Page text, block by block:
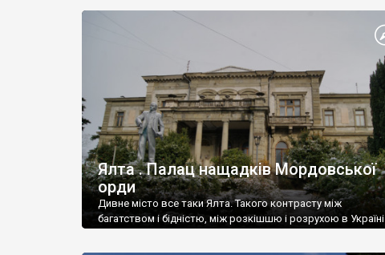
Ялта . Палац нащадків Мордовської
орди
Дивне місто все таки Ялта. Такого контрасту між
багатством і бідністю, між розкішшю і розрухою в Україні